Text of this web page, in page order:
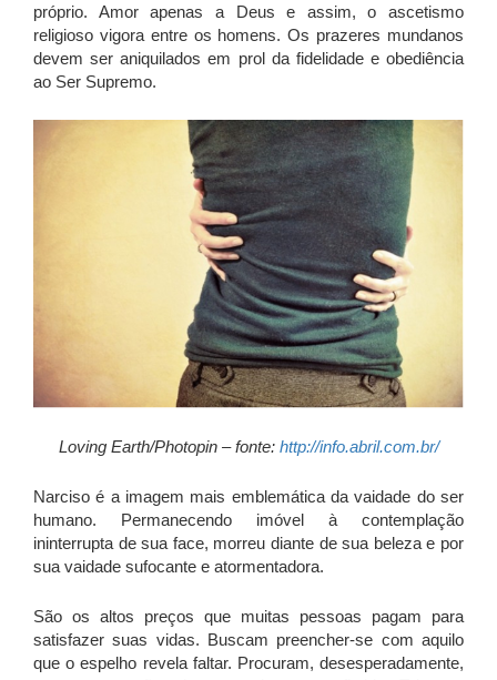
próprio. Amor apenas a Deus e assim, o ascetismo
religioso vigora entre os homens. Os prazeres mundanos
devem ser aniquilados em prol da fidelidade e obediência
ao Ser Supremo.
Loving Earth/Photopin – fonte: http://info.abril.com.br/
Narciso é a imagem mais emblemática da vaidade do ser
humano. Permanecendo imóvel à contemplação
ininterrupta de sua face, morreu diante de sua beleza e por
sua vaidade sufocante e atormentadora.
São os altos preços que muitas pessoas pagam para
satisfazer suas vidas. Buscam preencher-se com aquilo
que o espelho revela faltar. Procuram, desesperadamente,